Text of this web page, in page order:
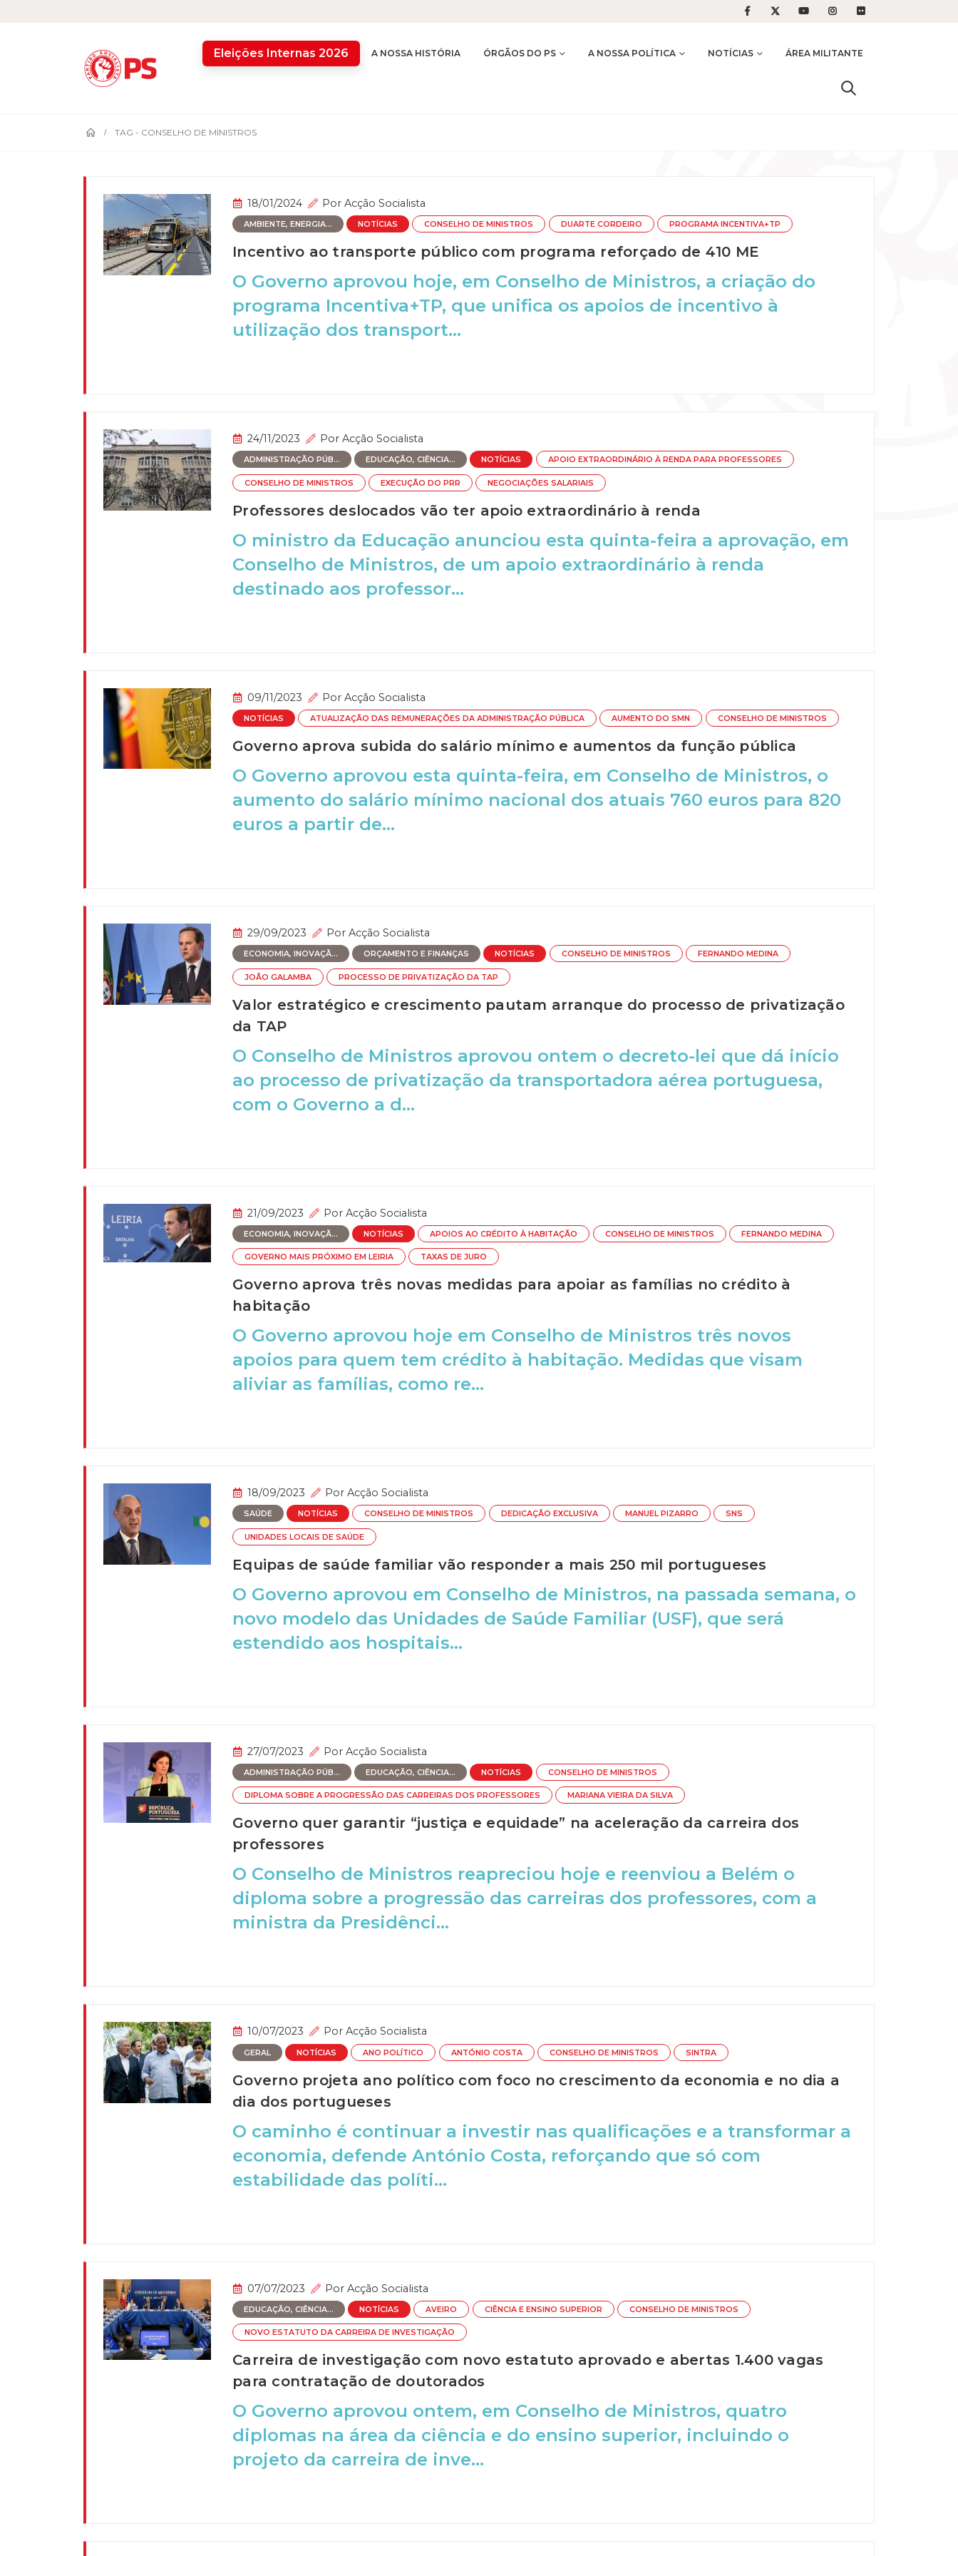
Eleições Internas 2026 A NOSSA HISTÓRIA ÓRGÃOS DO PS A NOSSA POLÍTICA NOTÍCIAS ÁREA MILITANTE
TAG - CONSELHO DE MINISTROS
18/01/2024 Por Acção Socialista
AMBIENTE, ENERGIA... NOTÍCIAS CONSELHO DE MINISTROS DUARTE CORDEIRO PROGRAMA INCENTIVA+TP
Incentivo ao transporte público com programa reforçado de 410 ME
O Governo aprovou hoje, em Conselho de Ministros, a criação do
programa Incentiva+TP, que unifica os apoios de incentivo à
utilização dos transport...
24/11/2023 Por Acção Socialista
ADMINISTRAÇÃO PÚB... EDUCAÇÃO, CIÊNCIA... NOTÍCIAS APOIO EXTRAORDINÁRIO À RENDA PARA PROFESSORES
CONSELHO DE MINISTROS EXECUÇÃO DO PRR NEGOCIAÇÕES SALARIAIS
Professores deslocados vão ter apoio extraordinário à renda
O ministro da Educação anunciou esta quinta-feira a aprovação, em
Conselho de Ministros, de um apoio extraordinário à renda
destinado aos professor...
09/11/2023 Por Acção Socialista
NOTÍCIAS ATUALIZAÇÃO DAS REMUNERAÇÕES DA ADMINISTRAÇÃO PÚBLICA AUMENTO DO SMN CONSELHO DE MINISTROS
Governo aprova subida do salário mínimo e aumentos da função pública
O Governo aprovou esta quinta-feira, em Conselho de Ministros, o
aumento do salário mínimo nacional dos atuais 760 euros para 820
euros a partir de...
29/09/2023 Por Acção Socialista
ECONOMIA, INOVAÇÃ... ORÇAMENTO E FINANÇAS NOTÍCIAS CONSELHO DE MINISTROS FERNANDO MEDINA
JOÃO GALAMBA PROCESSO DE PRIVATIZAÇÃO DA TAP
Valor estratégico e crescimento pautam arranque do processo de privatização
da TAP
O Conselho de Ministros aprovou ontem o decreto-lei que dá início
ao processo de privatização da transportadora aérea portuguesa,
com o Governo a d...
21/09/2023 Por Acção Socialista
ECONOMIA, INOVAÇÃ... NOTÍCIAS APOIOS AO CRÉDITO À HABITAÇÃO CONSELHO DE MINISTROS FERNANDO MEDINA
GOVERNO MAIS PRÓXIMO EM LEIRIA TAXAS DE JURO
Governo aprova três novas medidas para apoiar as famílias no crédito à
habitação
O Governo aprovou hoje em Conselho de Ministros três novos
apoios para quem tem crédito à habitação. Medidas que visam
aliviar as famílias, como re...
18/09/2023 Por Acção Socialista
SAÚDE NOTÍCIAS CONSELHO DE MINISTROS DEDICAÇÃO EXCLUSIVA MANUEL PIZARRO SNS
UNIDADES LOCAIS DE SAÚDE
Equipas de saúde familiar vão responder a mais 250 mil portugueses
O Governo aprovou em Conselho de Ministros, na passada semana, o
novo modelo das Unidades de Saúde Familiar (USF), que será
estendido aos hospitais...
27/07/2023 Por Acção Socialista
ADMINISTRAÇÃO PÚB... EDUCAÇÃO, CIÊNCIA... NOTÍCIAS CONSELHO DE MINISTROS
DIPLOMA SOBRE A PROGRESSÃO DAS CARREIRAS DOS PROFESSORES MARIANA VIEIRA DA SILVA
Governo quer garantir “justiça e equidade” na aceleração da carreira dos
professores
O Conselho de Ministros reapreciou hoje e reenviou a Belém o
diploma sobre a progressão das carreiras dos professores, com a
ministra da Presidênci...
10/07/2023 Por Acção Socialista
GERAL NOTÍCIAS ANO POLÍTICO ANTÓNIO COSTA CONSELHO DE MINISTROS SINTRA
Governo projeta ano político com foco no crescimento da economia e no dia a
dia dos portugueses
O caminho é continuar a investir nas qualificações e a transformar a
economia, defende António Costa, reforçando que só com
estabilidade das políti...
07/07/2023 Por Acção Socialista
EDUCAÇÃO, CIÊNCIA... NOTÍCIAS AVEIRO CIÊNCIA E ENSINO SUPERIOR CONSELHO DE MINISTROS
NOVO ESTATUTO DA CARREIRA DE INVESTIGAÇÃO
Carreira de investigação com novo estatuto aprovado e abertas 1.400 vagas
para contratação de doutorados
O Governo aprovou ontem, em Conselho de Ministros, quatro
diplomas na área da ciência e do ensino superior, incluindo o
projeto da carreira de inve...